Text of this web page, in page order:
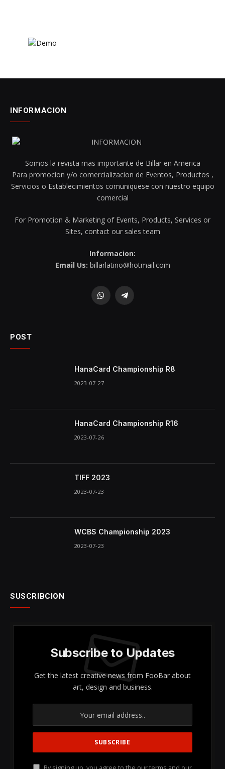
INFORMACION
Somos la revista mas importante de Billar en America
Para promocion y/o comercializacion de Eventos, Productos ,
Servicios o Establecimientos comuniquese con nuestro equipo
comercial
For Promotion & Marketing of Events, Products, Services or
Sites, contact our sales team
Informacion:
Email Us: billarlatino@hotmail.com
WhatsAppTelegram
POST
HanaCard Championship R8
2023-07-27
HanaCard Championship R16
2023-07-26
TIFF 2023
2023-07-23
WCBS Championship 2023
2023-07-23
SUSCRIBCION
Subscribe to Updates
Get the latest creative news from FooBar about
art, design and business.